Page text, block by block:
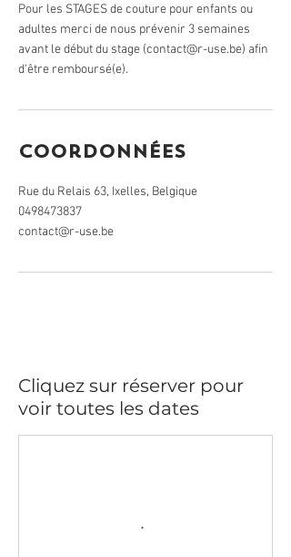
Pour les STAGES de couture pour enfants ou
adultes merci de nous prévenir 3 semaines
avant le début du stage (contact@r-use.be) afin
d'être remboursé(e).
Coordonnées
Rue du Relais 63, Ixelles, Belgique
0498473837
contact@r-use.be
Cliquez sur réserver pour
voir toutes les dates